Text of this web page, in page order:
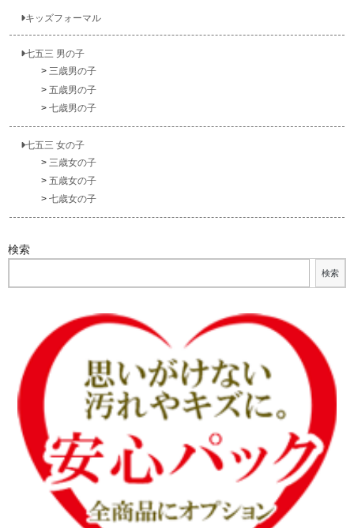
キッズフォーマル
七五三 男の子
三歳男の子
五歳男の子
七歳男の子
七五三 女の子
三歳女の子
五歳女の子
七歳女の子
検索
検索